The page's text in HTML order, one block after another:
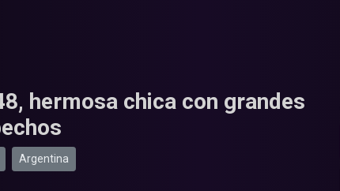
Argentina